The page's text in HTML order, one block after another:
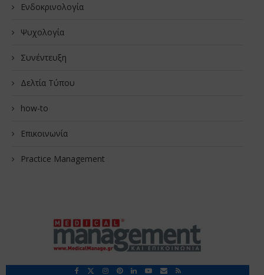
Ενδοκρινολογία
Ψυχολογία
Συνέντευξη
Δελτία Τύπου
how-to
Επικοινωνία
Practice Management